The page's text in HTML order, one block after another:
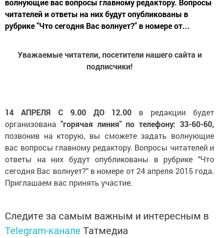
волнующие вас вопросы главному редактору. Вопросы
читателей и ответы на них будут опубликованы в
рубрике "Что сегодня Вас волнует?" в номере от...
Уважаемые читатели, посетители нашего сайта и
подписчики!
14 АПРЕЛЯ С 9.00 ДО 12.00 в редакции будет
организована "горячая линия" по телефону: 33-60-60,
позвонив на кторую, вы сможете задать волнующие
вас вопросы главному редактору. Вопросы читателей и
ответы на них будут опубликованы в рубрике "Что
сегодня Вас волнует?" в номере от 24 апреля 2015 года.
Приглашаем вас принять участие.
Следите за самым важным и интересным в
Telegram-канале Татмедиа